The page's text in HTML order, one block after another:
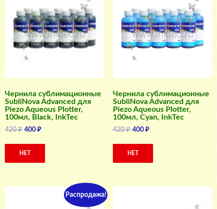
Чернила сублимационные
SubliNova Advanced для
Piezo Aqueous Plotter,
100мл, Black, InkTec
420₽ Первоначальная
цена
составляла
400₽Текущая
цена:
400 ₽.
НЕТ
Чернила сублимационные
SubliNova Advanced для
Piezo Aqueous Plotter,
100мл, Cyan, InkTec
420₽ Первоначальная
цена
составляла
400₽Текущая
цена:
400 ₽.
НЕТ
Распродажа!